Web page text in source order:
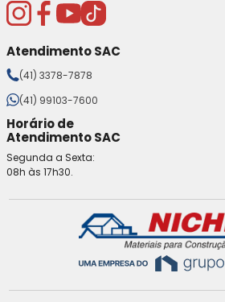
Atendimento SAC
(41) 3378-7878
(41) 99103-7600
Horário de
Atendimento SAC
Segunda a Sexta:
08h às 17h30.